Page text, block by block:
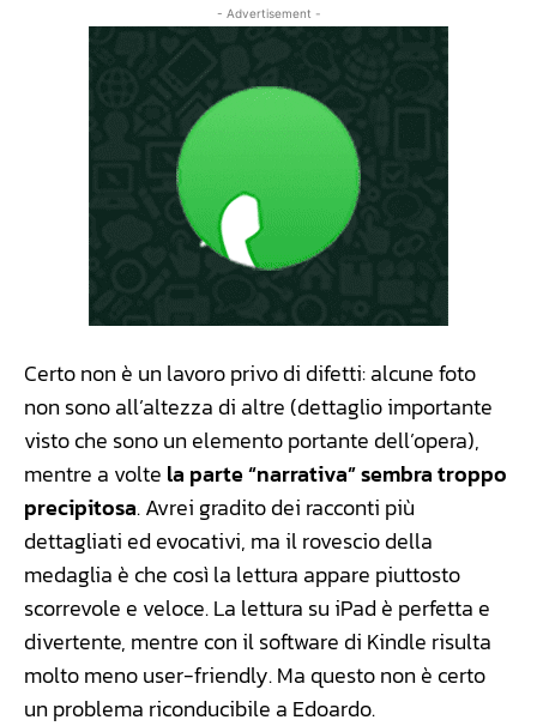
- Advertisement -
Certo non è un lavoro privo di difetti: alcune foto
non sono all’altezza di altre (dettaglio importante
visto che sono un elemento portante dell’opera),
mentre a volte la parte “narrativa” sembra troppo
precipitosa. Avrei gradito dei racconti più
dettagliati ed evocativi, ma il rovescio della
medaglia è che così la lettura appare piuttosto
scorrevole e veloce. La lettura su iPad è perfetta e
divertente, mentre con il software di Kindle risulta
molto meno user-friendly. Ma questo non è certo
un problema riconducibile a Edoardo.